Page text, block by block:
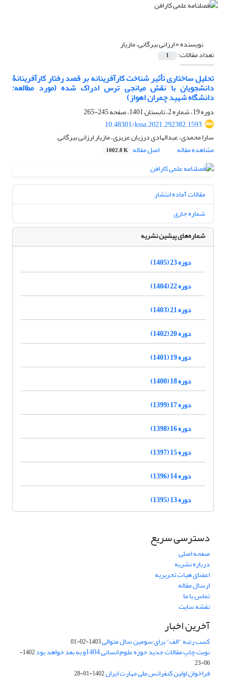
نویسنده =ارزانی بیرگانی، مازیار
تعداد مقالات: 1
تحلیل ساختاری تأثیر شناخت کارآفرینانه بر قصد رفتار کارآفرینانۀ
دانشجویان با نقش میانجی ترس ادراک شده (مورد مطالعه:
دانشگاه شهید چمران اهواز)
دوره 19، شماره 2، تابستان 1401، صفحه
245-265
10.48301/kssa.2021.292382.1593
سارا محمدی، عبدالهادی درزیان عزیزی، مازیار ارزانی بیرگانی
مشاهده مقاله
اصل مقاله 1002.8 K
مقالات آماده انتشار
شماره جاری
شماره‌های پیشین نشریه
دوره 23 (1405)
دوره 22 (1404)
دوره 21 (1403)
دوره 20 (1402)
دوره 19 (1401)
دوره 18 (1400)
دوره 17 (1399)
دوره 16 (1398)
دوره 15 (1397)
دوره 14 (1396)
دوره 13 (1395)
دسترسی سریع
صفحه اصلی
درباره نشریه
اعضای هیات تحریریه
ارسال مقاله
تماس با ما
نقشه سایت
آخرین اخبار
کسب رتبه "الف" برای سومین سال متوالی1403-02-01
نوبت چاپ مقالات جدید حوزه علوم انسانی 1404و به بعد خواهد بود
1402-
06-23
فراخوان اولین کنفرانس ملی مهارت ایران1402-01-28